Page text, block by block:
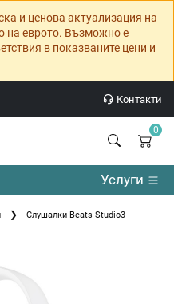
и ценова актуализация на
на еврото. Възможно е
в показваните цени и
Контакти
0
Услуги
Слушалки Beats Studio3